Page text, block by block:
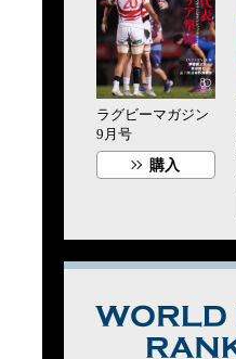
ラグビーマガジン
9月号
購入